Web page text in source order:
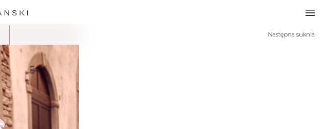
Następna suknia